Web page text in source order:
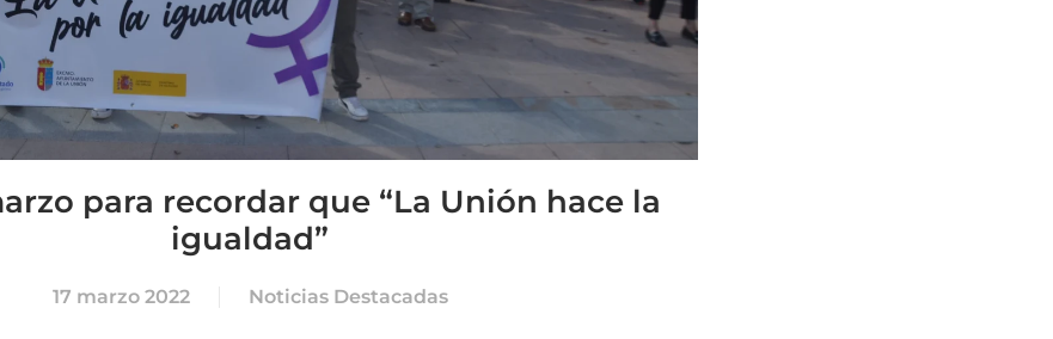
para recordar que “La Unión hace la
igualdad”
17 marzo 2022 Noticias Destacadas